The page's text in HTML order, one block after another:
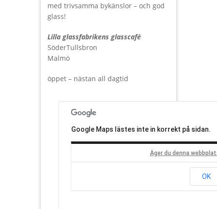
med trivsamma bykänslor – och god
glass!
Lilla glassfabrikens glasscafé
SöderTullsbron
Malmö
öppet – nästan all dagtid
Google Maps lästes inte in korrekt på sidan.
Äger du denna
OK